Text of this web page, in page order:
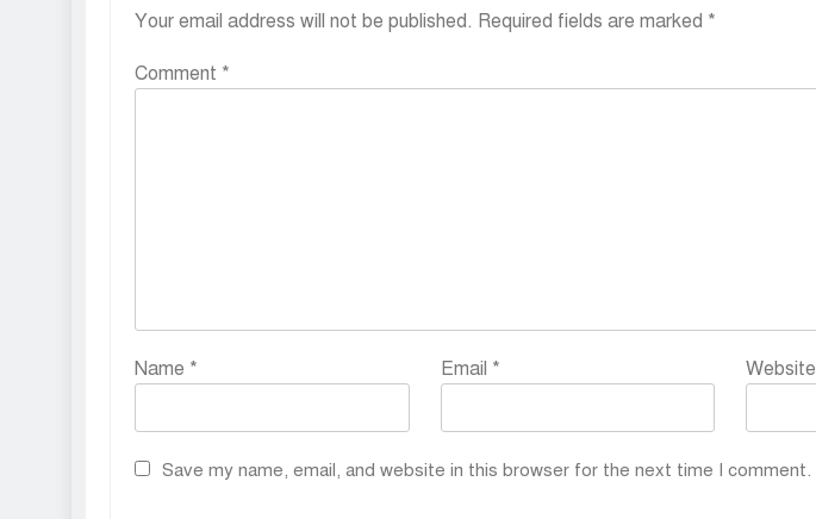
Your email address will not be published. Required fields are marked *
Comment *
Name * Email * Website
Save my name, email, and website in this browser for the next time I comment.